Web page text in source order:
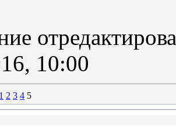
10:00
1 2 3 4 5